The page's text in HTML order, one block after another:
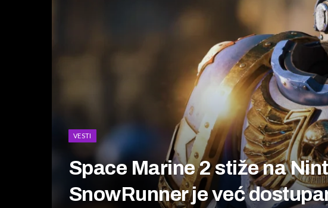
VESTI
Space Marine 2 stiže na
SnowRunner je već